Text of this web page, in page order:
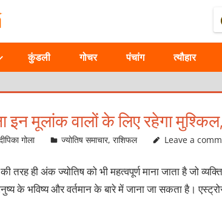
ASTROLOGICAL
JOURNAL
–
ASTROSAGE
MAGAZINE
कुंडली गोचर पंचांग त्यौहार
इन मूलांक वालों के लिए रहेगा
गोला ज्योतिष समाचार,राशिफल Leave a
की तरह ही अंक ज्योतिष को भी महत्वपूर्ण माना जाता है जो
के भविष्य और वर्तमान के बारे में जाना जा सकता है।